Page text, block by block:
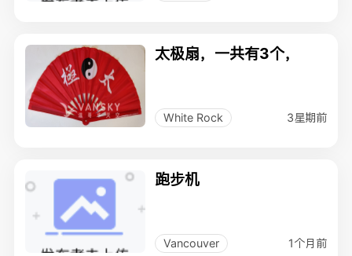
太极扇，一共有3个，
White Rock 3星期前
跑步机
Vancouver 1个月前